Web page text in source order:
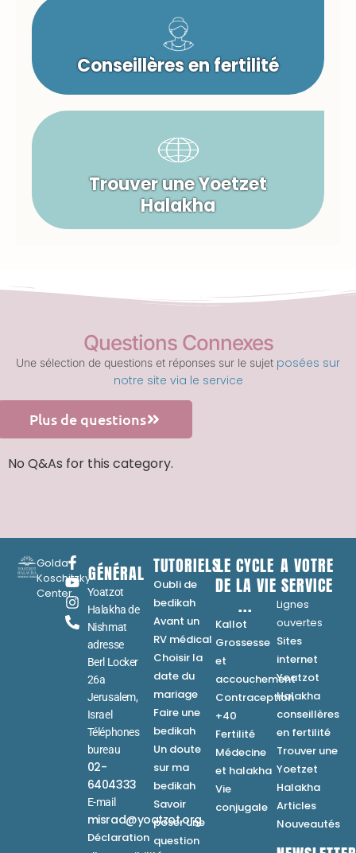
Conseillères en fertilité
Trouver une Yoetzet
Halakha
Questions Connexes
Une sélection de questions et réponses sur le sujet posées sur
notre site via le service
Plus de questions
No Q&As for this category.
Golda
Koschitzky
Center
GÉNÉRAL
Yoatzot
Halakha de
Nishmat
adresse
Berl Locker
26a
Jerusalem,
Israel
Téléphones
bureau
02-
6404333
E-mail
misrad@yoatzot.org
Déclaration
TUTORIELS
Oubli de
bedikah
Avant un
RV médical
Choisir la
date du
mariage
Faire une
bedikah
Un doute
sur ma
bedikah
Savoir
poser une
question
LE CYCLE
DE LA VIE
...
Kallot
Grossesse
et
accouchement
Contraception
+40
Fertilité
Médecine
et halakha
Vie
conjugale
A VOTRE
SERVICE
Lignes
ouvertes
Sites
internet
Yoatzot
Halakha
conseillères
en fertilité
Trouver une
Yoetzet
Halakha
Articles
Nouveautés